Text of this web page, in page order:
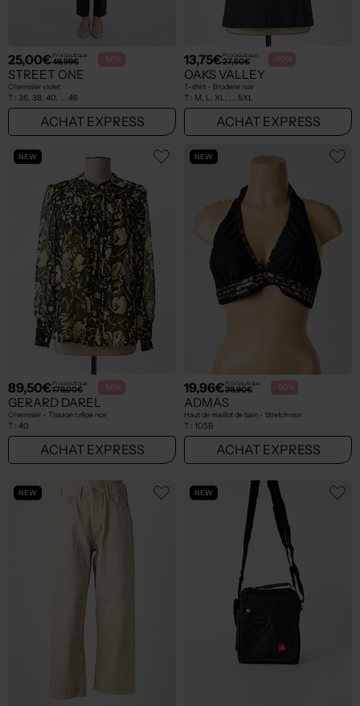
25,00€Prix boutique :
49,99€ -50%
STREET ONE
Chemisier violet
T : 36, 38, 40, ... 46
ACHAT EXPRESS
13,75€Prix boutique :
27,50€ -50%
OAKS VALLEY
T-shirt - Broderie noir
T : M, L, XL, ... 5XL
ACHAT EXPRESS
NEW
89,50€Prix boutique :
179,00€ -50%
GERARD DAREL
Chemisier - Tissage crêpe noir
T : 40
ACHAT EXPRESS
NEW
19,96€Prix boutique :
39,90€ -50%
ADMAS
Haut de maillot de bain - Stretch noir
T : 105B
ACHAT EXPRESS
NEW NEW